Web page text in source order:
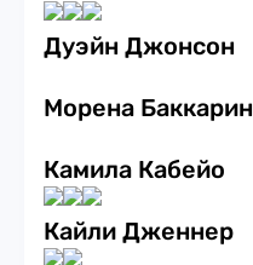
Дуэйн Джонсон
Морена Баккарин
Камила Кабейо
Кайли Дженнер